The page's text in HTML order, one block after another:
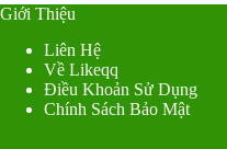
Giới Thiệu
Liên Hệ
Về Likeqq
Điều Khoản Sử Dụng
Chính Sách Bảo Mật